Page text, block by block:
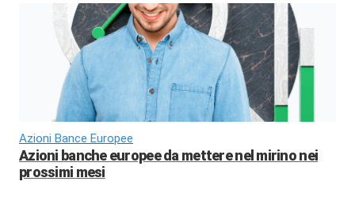
Azioni Bance Europee
Azioni banche europee da mettere nel mirino nei
prossimi mesi